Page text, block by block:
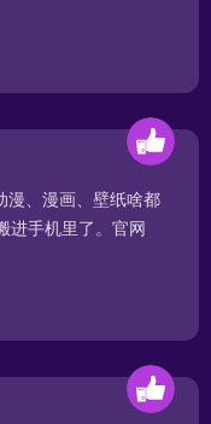
漫、漫画、壁纸啥都
进手机里了。官网